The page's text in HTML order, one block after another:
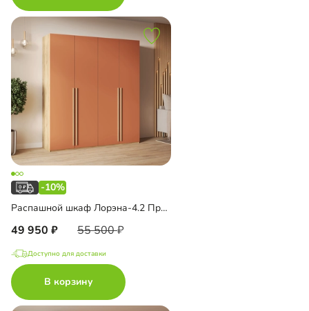
-10%
Распашной шкаф Лорэна-4.2 Премиум Эко
49 950 55 500
Доступно для доставки
В корзину